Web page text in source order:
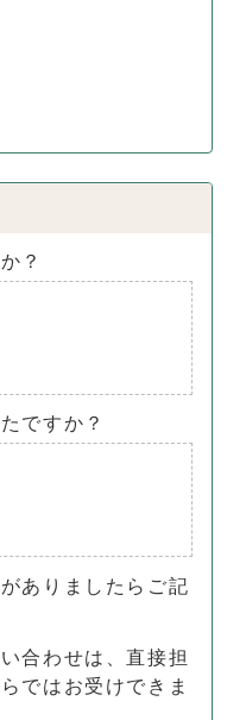
？
ですか？
ありましたらご記
合わせは、直接担
ではお受けできま